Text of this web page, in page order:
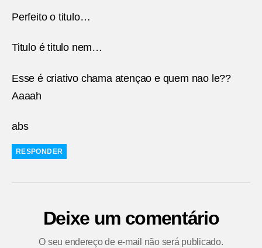
Perfeito o titulo…
Titulo é titulo nem…
Esse é criativo chama atençao e quem nao le??
Aaaah
abs
RESPONDER
Deixe um comentário
O seu endereço de e-mail não será publicado.